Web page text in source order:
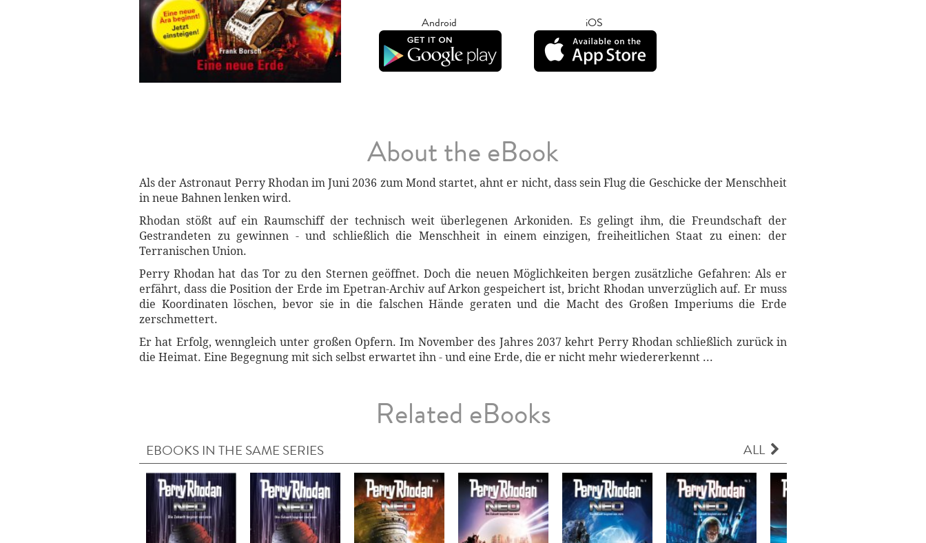
Android iOS
About the eBook
Als der Astronaut Perry Rhodan im Juni 2036 zum Mond startet, ahnt er nicht, dass sein Flug die Geschicke der Menschheit
in neue Bahnen lenken wird.
Rhodan stößt auf ein Raumschiff der technisch weit überlegenen Arkoniden. Es gelingt ihm, die Freundschaft der
Gestrandeten zu gewinnen - und schließlich die Menschheit in einem einzigen, freiheitlichen Staat zu einen: der
Terranischen Union.
Perry Rhodan hat das Tor zu den Sternen geöffnet. Doch die neuen Möglichkeiten bergen zusätzliche Gefahren: Als er
erfährt, dass die Position der Erde im Epetran-Archiv auf Arkon gespeichert ist, bricht Rhodan unverzüglich auf. Er muss
die Koordinaten löschen, bevor sie in die falschen Hände geraten und die Macht des Großen Imperiums die Erde
zerschmettert.
Er hat Erfolg, wenngleich unter großen Opfern. Im November des Jahres 2037 kehrt Perry Rhodan schließlich zurück in
die Heimat. Eine Begegnung mit sich selbst erwartet ihn - und eine Erde, die er nicht mehr wiedererkennt ...
Related eBooks
EBOOKS IN THE SAME SERIES ALL